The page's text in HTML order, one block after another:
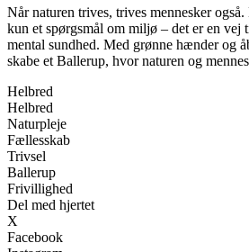
Når naturen trives, trives mennesker
kun et spørgsmål om miljø – det er en
mental sundhed. Med grønne hænder og
skabe et Ballerup, hvor naturen og
Helbred
Helbred
Naturpleje
Fællesskab
Trivsel
Ballerup
Frivillighed
Del med hjertet
X
Facebook